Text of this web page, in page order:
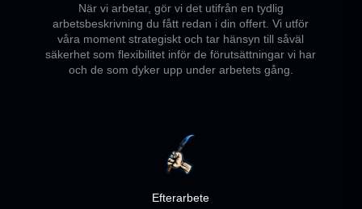
När vi arbetar, gör vi det utifrån en tydlig
arbetsbeskrivning du fått redan i din offert. Vi utför
våra moment strategiskt och tar hänsyn till såväl
säkerhet som flexibilitet inför de förutsättningar vi har
och de som dyker upp under arbetets gång.
Efterarbete